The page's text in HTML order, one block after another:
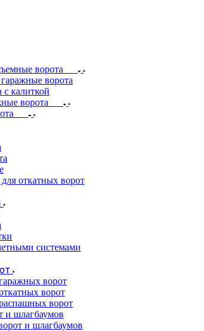
ворота
ворота
калиткой
ворота
откатных ворот
системами
ворот
ворот
ворот
и шлагбаумов
и шлагбаумов